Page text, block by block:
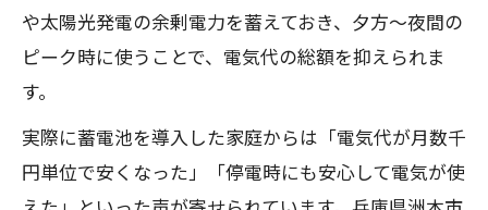
を紹介
や太陽光発電の余剰電力を蓄えておき、夕方〜夜間の
ピーク時に使うことで、電気代の総額を抑えられま
す。
実際に蓄電池を導入した家庭からは「電気代が月数千
円単位で安くなった」「停電時にも安心して電気が使